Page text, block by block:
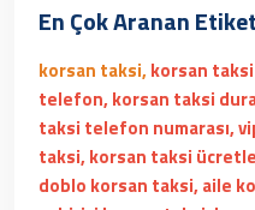
En Çok Aranan
korsan taksi, korsan
telefon, korsan taksi
taksi telefon numarası,
taksi, korsan taksi
doblo korsan taksi, aile